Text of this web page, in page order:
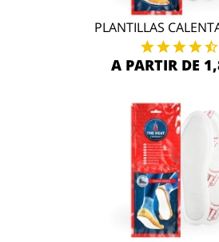
PLANTILLAS
A PARTIR DE